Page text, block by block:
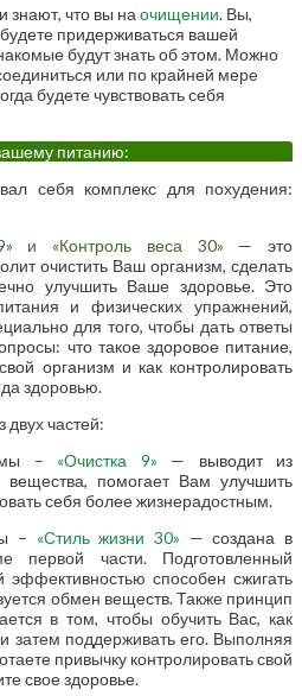
знают, что вы на очищении. Вы,
придерживаться вашей
будут знать об этом. Можно
или по крайней мере
будете чувствовать себя
питанию:
себя комплекс для похудения:
и «Контроль веса 30» — это
очистить Ваш организм, сделать
улучшить Ваше здоровье. Это
и физических упражнений,
для того, чтобы дать ответы
что такое здоровое питание,
организм и как контролировать
здоровью.
двух частей:
– «Очистка 9» — выводит из
помогает Вам улучшить
себя более жизнерадостным.
– «Стиль жизни 30» — создана в
первой части. Подготовленный
способен сжигать
обмен веществ. Также принцип
в том, чтобы обучить Вас, как
затем поддерживать его. Выполняя
привычку контролировать свой
свое здоровье.